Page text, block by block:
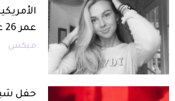
عمر 26 عامًا
ميكس
حفل